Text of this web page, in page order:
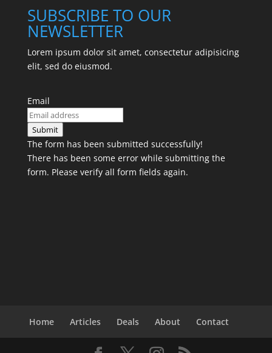
SUBSCRIBE TO OUR
NEWSLETTER
Lorem ipsum dolor sit amet, consectetur adipisicing
elit, sed do eiusmod.
Email
Submit
The form has been submitted successfully!
There has been some error while submitting the
form. Please verify all form fields again.
Home Articles Deals About Contact